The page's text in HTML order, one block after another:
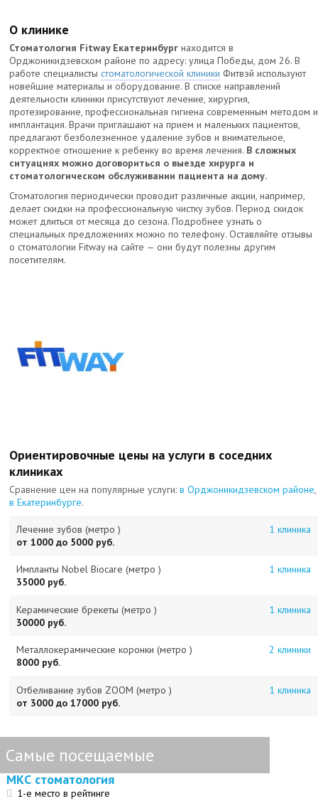
О клинике
Стоматология Fitway Екатеринбург находится в
Орджоникидзевском районе по адресу: улица Победы, дом 26. В
работе специалистыстоматологической клиники Фитвэй используют
новейшие материалы и оборудование. В списке направлений
деятельности клиники присутствуют лечение, хирургия,
протезирование, профессиональная гигиена современным методом и
имплантация. Врачи приглашают на прием и маленьких пациентов,
предлагают безболезненное удаление зубов и внимательное,
корректное отношение к ребенку во время лечения. В сложных
ситуациях можно договориться о выезде хирурга и
стоматологическом обслуживании пациента на дому.
Стоматология периодически проводит различные акции, например,
делает скидки на профессиональную чистку зубов. Период скидок
может длиться от месяца до сезона. Подробнее узнать о
специальных предложениях можно по телефону. Оставляйте отзывы
о стоматологии Fitway на сайте — они будут полезны другим
посетителям.
Ориентировочные цены на услуги в соседних
клиниках
Сравнение цен на популярные услуги:в Орджоникидзевском районе,
в Екатеринбурге.
Лечение зубов (метро )
1 клиника
от 1000 до 5000 руб.
Импланты Nobel Biocare (метро )
1 клиника
35000 руб.
Керамические брекеты (метро )
1 клиника
30000 руб.
Металлокерамические коронки (метро )
2 клиники
8000 руб.
Отбеливание зубов ZOOM (метро )
1 клиника
от 3000 до 17000 руб.
Самые посещаемые
МКС стоматология
1-е место в рейтинге